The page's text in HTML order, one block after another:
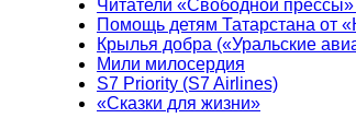
Читатели «Свободной
Помощь детям Татарстана от
Крылья добра («Уральские
Мили милосердия
S7 Priority (S7 Airlines)
«Сказки для жизни»